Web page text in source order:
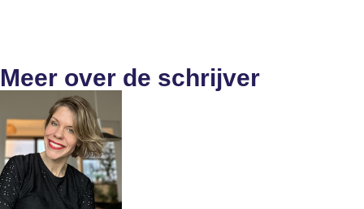
Meer over de schrijver